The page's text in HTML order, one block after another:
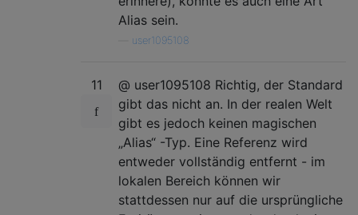
Alias ​​sein.
user1095108
11
@ user1095108 Richtig, der Standard
gibt das nicht an. In der realen Welt
gibt es jedoch keinen magischen
„Alias“ -Typ. Eine Referenz wird
entweder vollständig entfernt - im
lokalen Bereich können wir
stattdessen nur auf die ursprüngliche